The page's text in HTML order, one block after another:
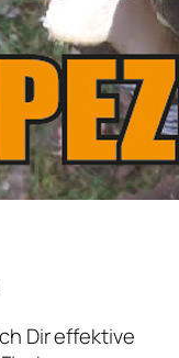
Dir effektive